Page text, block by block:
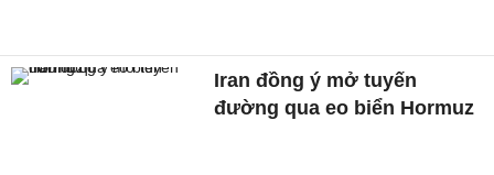
Iran đồng ý mở tuyến
đường qua eo biển Hormuz